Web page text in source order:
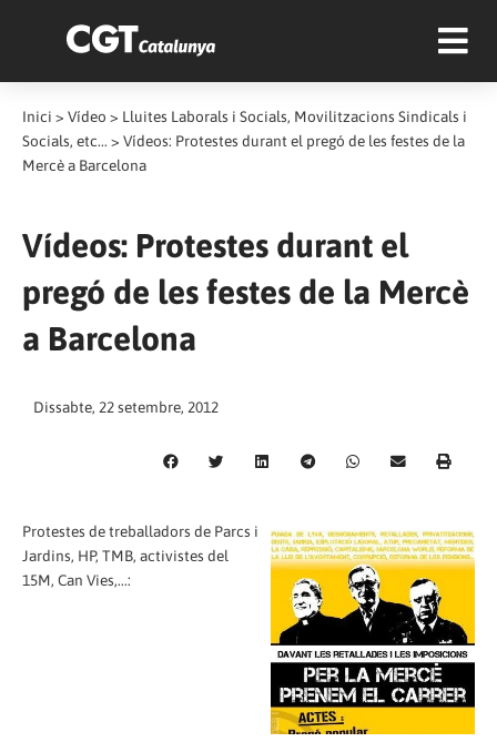
Inici > Vídeo > Lluites Laborals i Socials, Movilitzacions Sindicals i
Socials, etc... > Vídeos: Protestes durant el pregó de les festes de la
Mercè a Barcelona
Vídeos: Protestes durant el
pregó de les festes de la Mercè
a Barcelona
Dissabte, 22 setembre, 2012
Protestes de treballadors de Parcs i
Jardins, HP, TMB, activistes del
15M, Can Vies,...: